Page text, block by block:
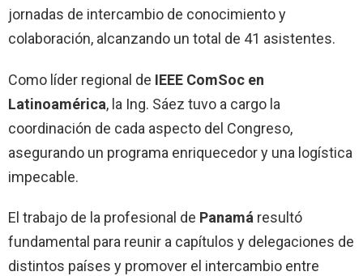
jornadas de intercambio de conocimiento y
colaboración, alcanzando un total de 41 asistentes.
Como líder regional de IEEE ComSoc en
Latinoamérica, la Ing. Sáez tuvo a cargo la
coordinación de cada aspecto del Congreso,
asegurando un programa enriquecedor y una logística
impecable.
El trabajo de la profesional de Panamá resultó
fundamental para reunir a capítulos y delegaciones de
distintos países y promover el intercambio entre